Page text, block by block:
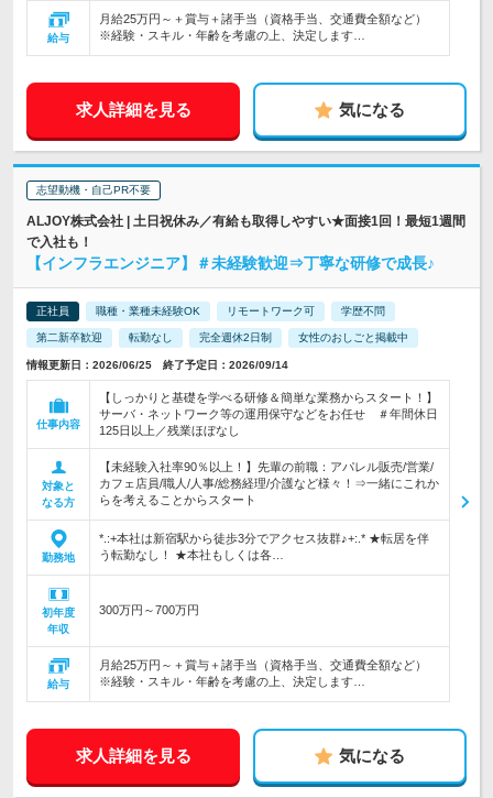
給与
月給25万円～＋賞与＋諸手当（資格手当、交通費全額など）
※経験・スキル・年齢を考慮の上、決定します…
求人詳細を見る 気になる
志望動機・自己PR不要
ALJOY株式会社 | 土日祝休み／有給も取得しやすい★面接1回！最短1週間
で入社も！
【インフラエンジニア】＃未経験歓迎⇒丁寧な研修で成長♪
正社員 職種・業種未経験OK リモートワーク可 学歴不問
第二新卒歓迎 転勤なし 完全週休2日制 女性のおしごと掲載中
情報更新日：2026/06/25 終了予定日：2026/09/14
仕事内容
【しっかりと基礎を学べる研修＆簡単な業務からスタート！】
サーバ・ネットワーク等の運用保守などをお任せ ＃年間休日
125日以上／残業ほぼなし
対象と
なる方
【未経験入社率90％以上！】先輩の前職：アパレル販売/営業/
カフェ店員/職人/人事/総務経理/介護など様々！⇒一緒にこれか
らを考えることからスタート
勤務地
*.:+本社は新宿駅から徒歩3分でアクセス抜群♪+:.* ★転居を伴
う転勤なし！ ★本社もしくは各…
初年度
年収
300万円～700万円
給与
月給25万円～＋賞与＋諸手当（資格手当、交通費全額など）
※経験・スキル・年齢を考慮の上、決定します…
求人詳細を見る 気になる